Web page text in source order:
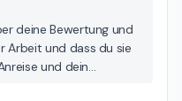
Bewertung und
Arbeit und dass du sie
und dein